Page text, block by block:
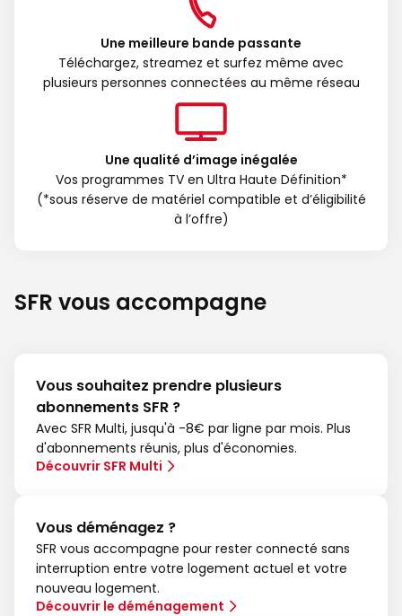
Une meilleure bande passante
Téléchargez, streamez et surfez même avec
plusieurs personnes connectées au même réseau
Une qualité d’image inégalée
Vos programmes TV en Ultra Haute Définition*
(*sous réserve de matériel compatible et d’éligibilité
à l’offre)
SFR vous accompagne
Vous souhaitez prendre plusieurs
abonnements SFR ?
Avec SFR Multi, jusqu'à -8€ par ligne par mois. Plus
d'abonnements réunis, plus d'économies.
Découvrir SFR Multi
Vous déménagez ?
SFR vous accompagne pour rester connecté sans
interruption entre votre logement actuel et votre
nouveau logement.
Découvrir le déménagement